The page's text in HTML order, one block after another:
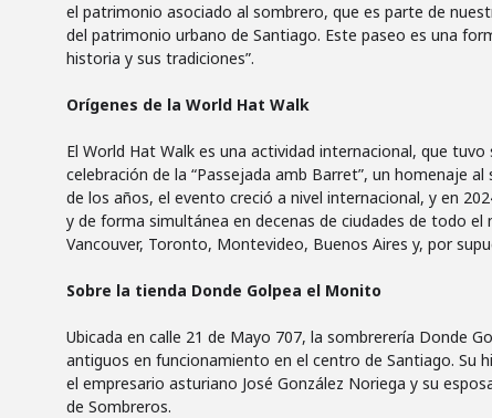
el patrimonio asociado al sombrero, que es parte de
del patrimonio urbano de Santiago. Este paseo es una
historia y sus tradiciones”.
Orígenes de la World Hat Walk
El World Hat Walk es una actividad internacional, que
celebración de la “Passejada amb Barret”, un homenaje
de los años, el evento creció a nivel internacional, y en
y de forma simultánea en decenas de ciudades de todo
Vancouver, Toronto, Montevideo, Buenos Aires y, por
Sobre la tienda Donde Golpea el Monito
Ubicada en calle 21 de Mayo 707, la sombrerería Donde
antiguos en funcionamiento en el centro de Santiago. Su
el empresario asturiano José González Noriega y su
de Sombreros.